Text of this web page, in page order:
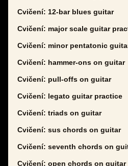
Cvičení: 12-bar blues guitar
Cvičení: major scale guitar
Cvičení: minor pentatonic
Cvičení: hammer-ons on guitar
Cvičení: pull-offs on guitar
Cvičení: legato guitar practice
Cvičení: triads on guitar
Cvičení: sus chords on guitar
Cvičení: seventh chords on
Cvičení: open chords on guitar